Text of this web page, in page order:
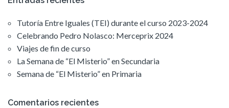
Tutoría Entre Iguales (TEI) durante el curso 2023-2024
Celebrando Pedro Nolasco: Merceprix 2024
Viajes de fin de curso
La Semana de “El Misterio” en Secundaria
Semana de “El Misterio” en Primaria
Comentarios recientes